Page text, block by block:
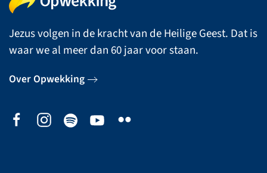
Jezus volgen in de kracht van de Heilige Geest. Dat is
waar we al meer dan 60 jaar voor staan.
Over Opwekking